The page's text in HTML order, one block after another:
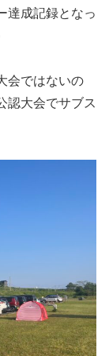
達成記録となっ
会ではないの
認大会でサブス